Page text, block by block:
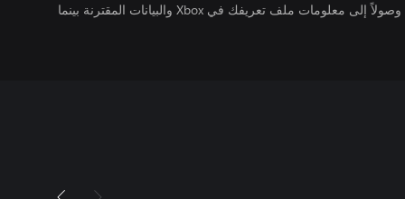
يتلقى ناشرو الألعاب التي تقوم بتشغيلها وصولاً إلى معلومات ملف تعريفك في Xbox والبيانات المقترنة بينما